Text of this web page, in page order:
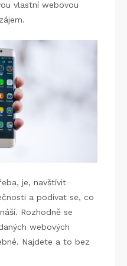
vlastní webovou
je, navštívit
a podívat se, co
Rozhodně se
webových
Najdete a to bez